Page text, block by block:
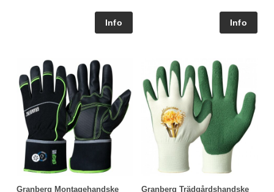
Granberg Montagehandske
Granberg Trädgårdshandske